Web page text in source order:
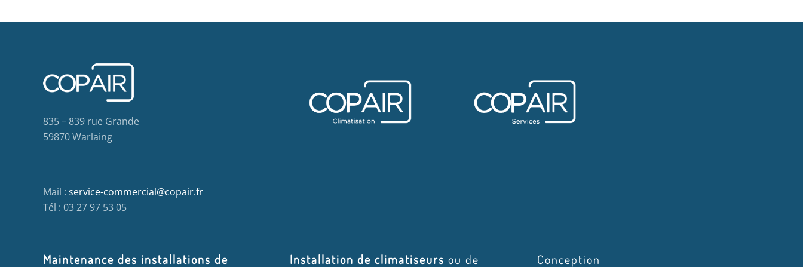
835 – 839 rue Grande
59870 Warlaing
Mail : service-commercial@copair.fr
Tél : 03 27 97 53 05
Maintenance des installations de
Installation de climatiseurs ou de
Conception